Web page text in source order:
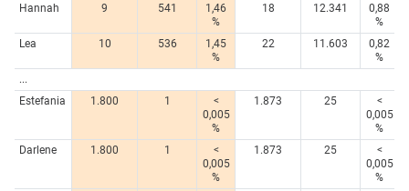
Hannah
9 541
1,46
%
18 12.341
0,88
%
Lea
10 536
1,45
%
22 11.603
0,82
%
...
Estefania
1.800 1
<
0,005
%
1.873 25
<
0,005
%
Darlene
1.800 1
<
0,005
%
1.873 25
<
0,005
%